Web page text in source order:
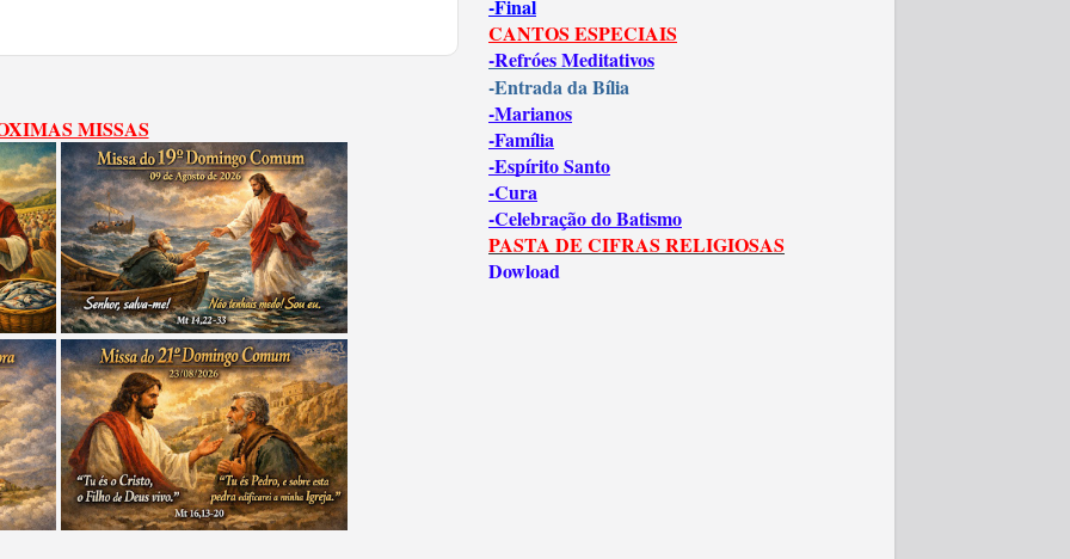
MISSAS
-Final
CANTOS ESPECIAIS
-Refróes Meditativos
-Entrada da Bília
-Marianos
-Família
-Espírito Santo
-Cura
-Celebração do Batismo
PASTA DE CIFRAS RELIGIOSAS
Dowload